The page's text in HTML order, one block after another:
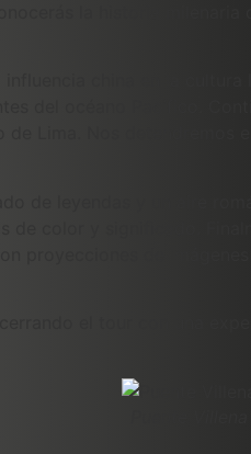
la historia milenaria
china en la cultura
del océano Pacífico.
Lima. Nos detendremos
de leyendas y un aire
color y significado.
proyecciones de imágenes
el tour con una